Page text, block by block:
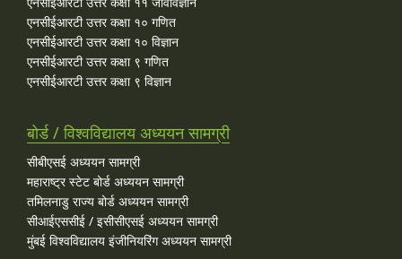
एनसीईआरटी उत्तर कक्षा १० गणित
एनसीईआरटी उत्तर कक्षा १० विज्ञान
एनसीईआरटी उत्तर कक्षा ९ गणित
एनसीईआरटी उत्तर कक्षा ९ विज्ञान
बोर्ड / विश्वविद्यालय अध्ययन सामग्री
सीबीएसई अध्ययन सामग्री
महाराष्ट्र स्टेट बोर्ड अध्ययन सामग्री
तमिलनाडु राज्य बोर्ड अध्ययन सामग्री
सीआईएससीई / इसीसीएसई अध्ययन सामग्री
मुंबई विश्वविद्यालय इंजीनियरिंग अध्ययन सामग्री